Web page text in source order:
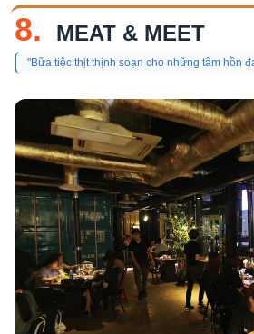
8. MEAT & MEET
"Bữa tiệc thịt thịnh soạn cho những tâm hồn